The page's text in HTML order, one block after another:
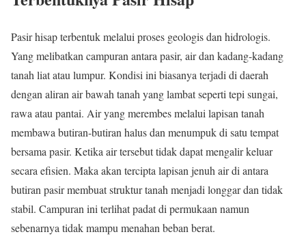
Pasir hisap terbentuk melalui proses geologis dan hidrologis.
Yang melibatkan campuran antara pasir, air dan kadang-kadang
tanah liat atau lumpur. Kondisi ini biasanya terjadi di daerah
dengan aliran air bawah tanah yang lambat seperti tepi sungai,
rawa atau pantai. Air yang merembes melalui lapisan tanah
membawa butiran-butiran halus dan menumpuk di satu tempat
bersama pasir. Ketika air tersebut tidak dapat mengalir keluar
secara efisien. Maka akan tercipta lapisan jenuh air di antara
butiran pasir membuat struktur tanah menjadi longgar dan tidak
stabil. Campuran ini terlihat padat di permukaan namun
sebenarnya tidak mampu menahan beban berat.